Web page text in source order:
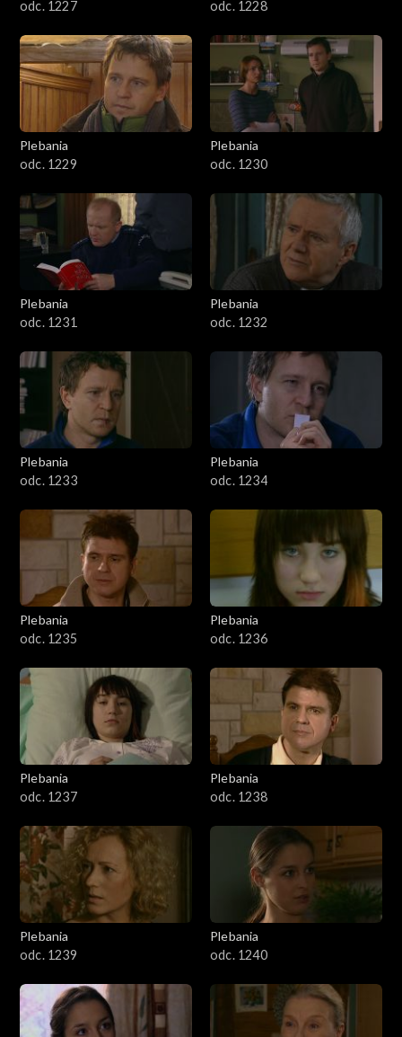
odc. 1227 odc. 1228
Plebania
odc. 1229
Plebania
odc. 1230
Plebania
odc. 1231
Plebania
odc. 1232
Plebania
odc. 1233
Plebania
odc. 1234
Plebania
odc. 1235
Plebania
odc. 1236
Plebania
odc. 1237
Plebania
odc. 1238
Plebania
odc. 1239
Plebania
odc. 1240